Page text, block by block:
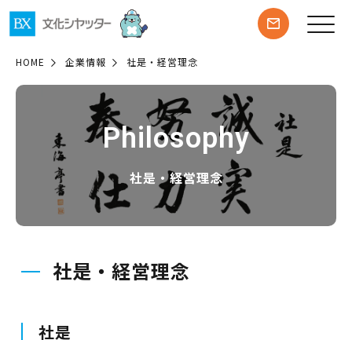
HOME 企業情報 社是・経営理念
Philosophy
社是・経営理念
社是・経営理念
社是